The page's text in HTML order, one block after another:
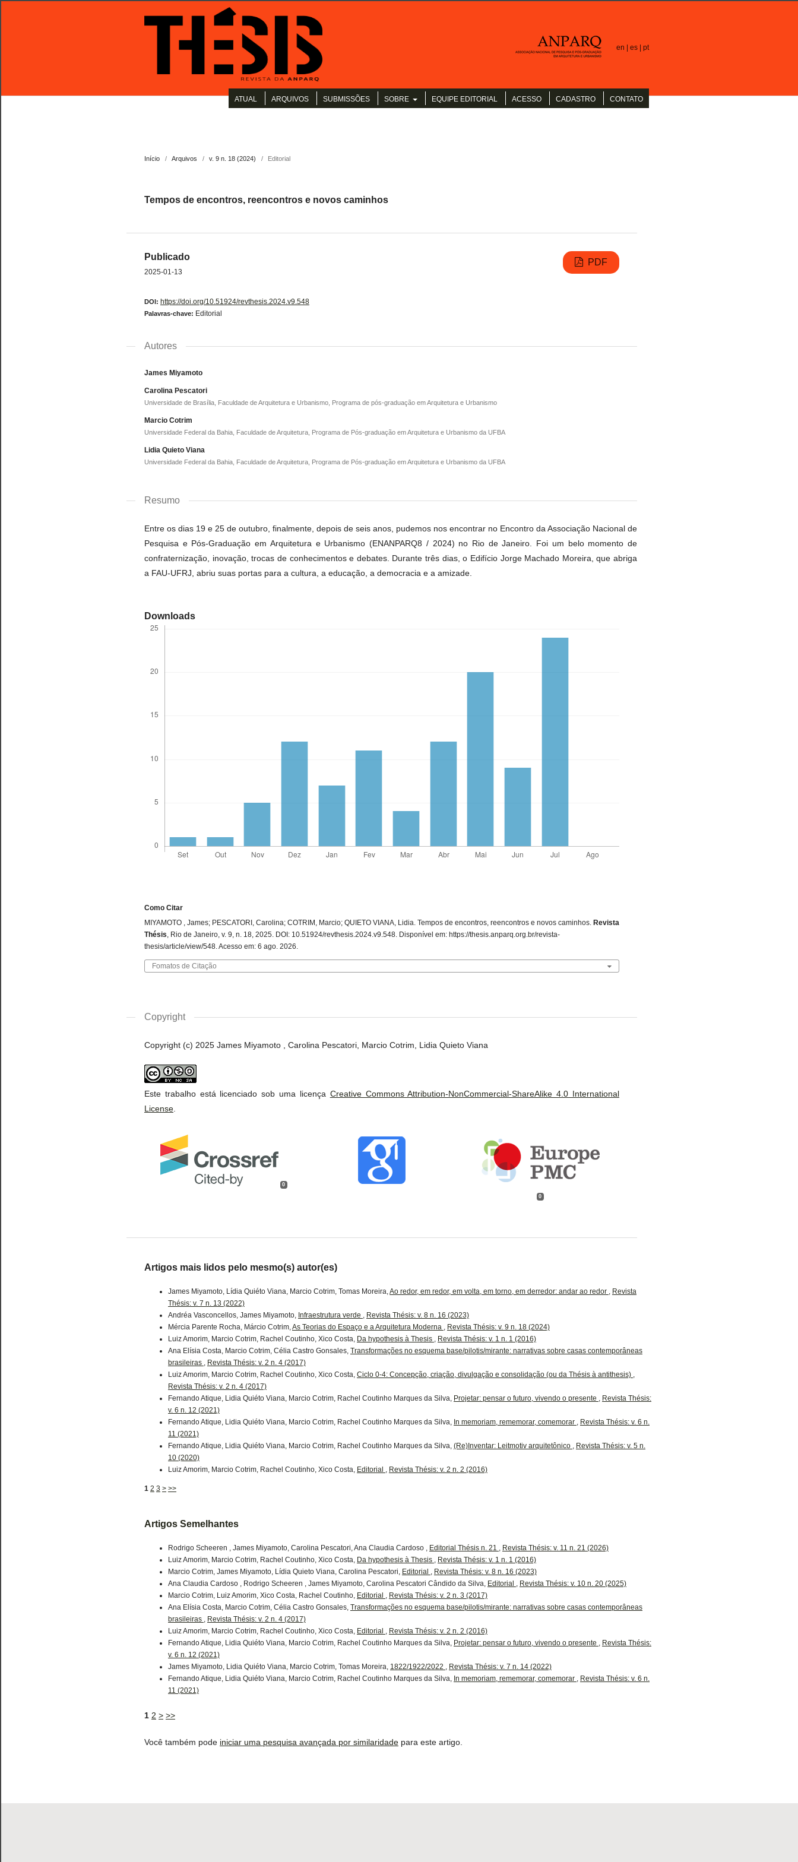
en | es | pt
ATUAL ARQUIVOS SUBMISSÕES SOBRE EQUIPE EDITORIAL ACESSO CADASTRO CONTATO
Início / Arquivos / v. 9 n. 18 (2024) / Editorial
Tempos de encontros, reencontros e novos caminhos
Publicado
2025-01-13
PDF
DOI: https://doi.org/10.51924/revthesis.2024.v9.548
Palavras-chave: Editorial
Autores
James Miyamoto
Carolina Pescatori
Universidade de Brasília, Faculdade de Arquitetura e Urbanismo, Programa de pós-graduação em Arquitetura e Urbanismo
Marcio Cotrim
Universidade Federal da Bahia, Faculdade de Arquitetura, Programa de Pós-graduação em Arquitetura e Urbanismo da UFBA
Lidia Quieto Viana
Universidade Federal da Bahia, Faculdade de Arquitetura, Programa de Pós-graduação em Arquitetura e Urbanismo da UFBA
Resumo
Entre os dias 19 e 25 de outubro, finalmente, depois de seis anos, pudemos nos encontrar no Encontro da Associação Nacional de
Pesquisa e Pós-Graduação em Arquitetura e Urbanismo (ENANPARQ8 / 2024) no Rio de Janeiro. Foi um belo momento de
confraternização, inovação, trocas de conhecimentos e debates. Durante três dias, o Edifício Jorge Machado Moreira, que abriga
a FAU-UFRJ, abriu suas portas para a cultura, a educação, a democracia e a amizade.
Downloads
Como Citar
MIYAMOTO , James; PESCATORI, Carolina; COTRIM, Marcio; QUIETO VIANA, Lidia. Tempos de encontros, reencontros e novos caminhos. Revista
Thésis, Rio de Janeiro, v. 9, n. 18, 2025. DOI: 10.51924/revthesis.2024.v9.548. Disponível em: https://thesis.anparq.org.br/revista-
thesis/article/view/548. Acesso em: 6 ago. 2026.
Fomatos de Citação
Copyright
Copyright (c) 2025 James Miyamoto , Carolina Pescatori, Marcio Cotrim, Lidia Quieto Viana
Este trabalho está licenciado sob uma licença Creative Commons Attribution-NonCommercial-ShareAlike 4.0 International
License
0
0
Artigos mais lidos pelo mesmo(s) autor(es)
James Miyamoto, Lídia Quiéto Viana, Marcio Cotrim, Tomas Moreira,Ao redor, em redor, em volta, em torno, em derredor: andar ao redor , Revista
Thésis: v. 7 n. 13 (2022)
Andréa Vasconcellos, James Miyamoto, Infraestrutura verde , Revista Thésis: v. 8 n. 16 (2023)
Mércia Parente Rocha, Márcio Cotrim,As Teorias do Espaço e a Arquitetura Moderna , Revista Thésis: v. 9 n. 18 (2024)
Luiz Amorim, Marcio Cotrim, Rachel Coutinho, Xico Costa, Da hypothesis à Thesis , Revista Thésis: v. 1 n. 1 (2016)
Ana Elísia Costa, Marcio Cotrim, Célia Castro Gonsales, Transformações no esquema base/pilotis/mirante: narrativas sobre casas contemporâneas
brasileiras , Revista Thésis: v. 2 n. 4 (2017)
Luiz Amorim, Marcio Cotrim, Rachel Coutinho, Xico Costa, Ciclo 0-4: Concepção, criação, divulgação e consolidação (ou da Thésis à antithesis) ,
Revista Thésis: v. 2 n. 4 (2017)
Fernando Atique, Lidia Quiéto Viana, Marcio Cotrim, Rachel Coutinho Marques da Silva, Projetar: pensar o futuro, vivendo o presente , Revista Thésis:
v. 6 n. 12 (2021)
Fernando Atique, Lidia Quiéto Viana, Marcio Cotrim, Rachel Coutinho Marques da Silva, In memoriam, rememorar, comemorar , Revista Thésis: v. 6 n.
11 (2021)
Fernando Atique, Lidia Quiéto Viana, Marcio Cotrim, Rachel Coutinho Marques da Silva, (Re)Inventar: Leitmotiv arquitetônico , Revista Thésis: v. 5 n.
10 (2020)
Luiz Amorim, Marcio Cotrim, Rachel Coutinho, Xico Costa, Editorial , Revista Thésis: v. 2 n. 2 (2016)
1 2 3 > >>
Artigos Semelhantes
Rodrigo Scheeren , James Miyamoto, Carolina Pescatori, Ana Claudia Cardoso , Editorial Thésis n. 21 , Revista Thésis: v. 11 n. 21 (2026)
Luiz Amorim, Marcio Cotrim, Rachel Coutinho, Xico Costa, Da hypothesis à Thesis , Revista Thésis: v. 1 n. 1 (2016)
Marcio Cotrim, James Miyamoto, Lídia Quieto Viana, Carolina Pescatori, Editorial , Revista Thésis: v. 8 n. 16 (2023)
Ana Claudia Cardoso , Rodrigo Scheeren , James Miyamoto, Carolina Pescatori Cândido da Silva, Editorial , Revista Thésis: v. 10 n. 20 (2025)
Marcio Cotrim, Luiz Amorim, Xico Costa, Rachel Coutinho, Editorial , Revista Thésis: v. 2 n. 3 (2017)
Ana Elísia Costa, Marcio Cotrim, Célia Castro Gonsales, Transformações no esquema base/pilotis/mirante: narrativas sobre casas contemporâneas
brasileiras , Revista Thésis: v. 2 n. 4 (2017)
Luiz Amorim, Marcio Cotrim, Rachel Coutinho, Xico Costa, Editorial , Revista Thésis: v. 2 n. 2 (2016)
Fernando Atique, Lidia Quiéto Viana, Marcio Cotrim, Rachel Coutinho Marques da Silva, Projetar: pensar o futuro, vivendo o presente , Revista Thésis:
v. 6 n. 12 (2021)
James Miyamoto, Lidia Quiéto Viana, Marcio Cotrim, Tomas Moreira, 1822/1922/2022 , Revista Thésis: v. 7 n. 14 (2022)
Fernando Atique, Lidia Quiéto Viana, Marcio Cotrim, Rachel Coutinho Marques da Silva, In memoriam, rememorar, comemorar , Revista Thésis: v. 6 n.
11 (2021)
1 2 > >>
Você também pode iniciar uma pesquisa avançada por similaridade para este artigo.